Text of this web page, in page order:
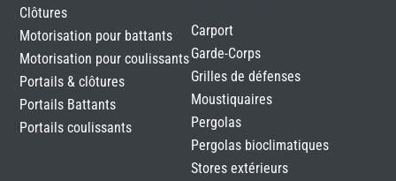
Clôtures
Motorisation pour battants
Motorisation pour coulissants
Portails & clôtures
Portails Battants
Portails coulissants
Carport
Garde-Corps
Grilles de défenses
Moustiquaires
Pergolas
Pergolas bioclimatiques
Stores extérieurs